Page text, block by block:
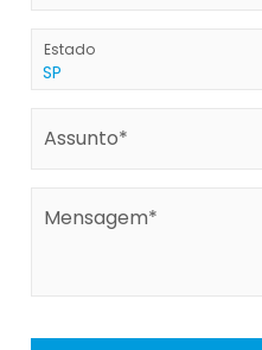
Estado
Assunto*
Mensagem*